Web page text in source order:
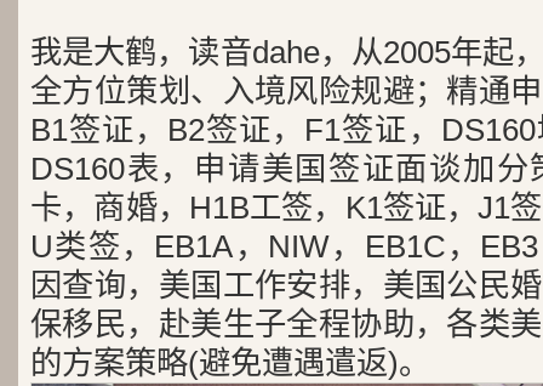
我是大鹤，读音dahe，从2005年起
全方位策划、入境风险规避；精通
B1签证，B2签证，F1签证，
DS160表，申请美国签证面谈加
卡，商婚，H1B工签，K1签证，J1
U类签，EB1A，NIW，EB1C，
因查询，美国工作安排，美国公民
保移民，赴美生子全程协助，各类
的方案策略(避免遭遇遣返)。